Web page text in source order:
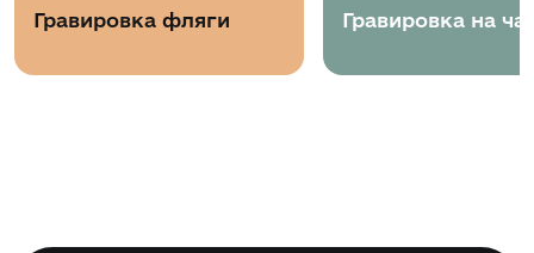
Гравировка фляги Гравировка на